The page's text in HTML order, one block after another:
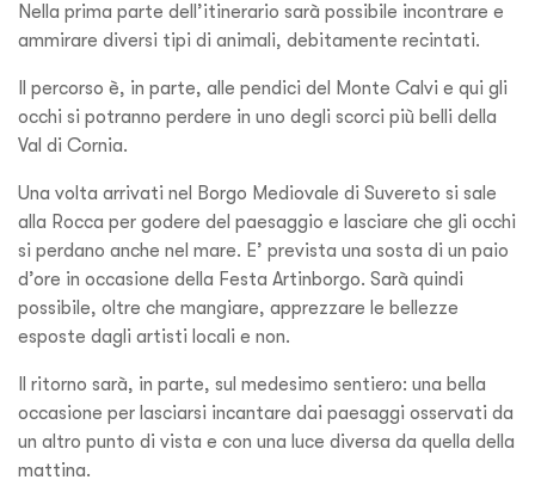
Nella prima parte dell’itinerario sarà possibile incontrare e
ammirare diversi tipi di animali, debitamente recintati.
Il percorso è, in parte, alle pendici del Monte Calvi e qui gli
occhi si potranno perdere in uno degli scorci più belli della
Val di Cornia.
Una volta arrivati nel Borgo Mediovale di Suvereto si sale
alla Rocca per godere del paesaggio e lasciare che gli occhi
si perdano anche nel mare. E’ prevista una sosta di un paio
d’ore in occasione della Festa Artinborgo. Sarà quindi
possibile, oltre che mangiare, apprezzare le bellezze
esposte dagli artisti locali e non.
Il ritorno sarà, in parte, sul medesimo sentiero: una bella
occasione per lasciarsi incantare dai paesaggi osservati da
un altro punto di vista e con una luce diversa da quella della
mattina.